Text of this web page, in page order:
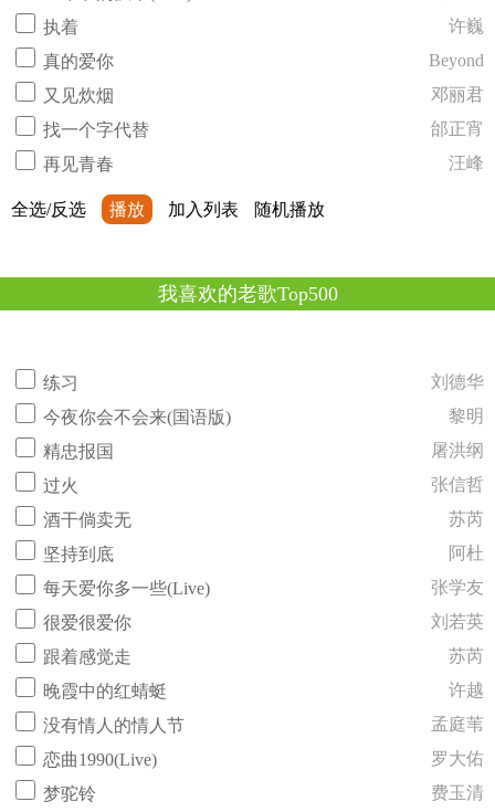
执着
许巍
真的爱你
Beyond
又见炊烟
邓丽君
找一个字代替
邰正宵
再见青春
汪峰
全选/反选 播放 加入列表 随机播放
我喜欢的老歌Top500
练习
刘德华
今夜你会不会来(国语版)
黎明
精忠报国
屠洪纲
过火
张信哲
酒干倘卖无
苏芮
坚持到底
阿杜
每天爱你多一些(Live)
张学友
很爱很爱你
刘若英
跟着感觉走
苏芮
晚霞中的红蜻蜓
许越
没有情人的情人节
孟庭苇
恋曲1990(Live)
罗大佑
梦驼铃
费玉清